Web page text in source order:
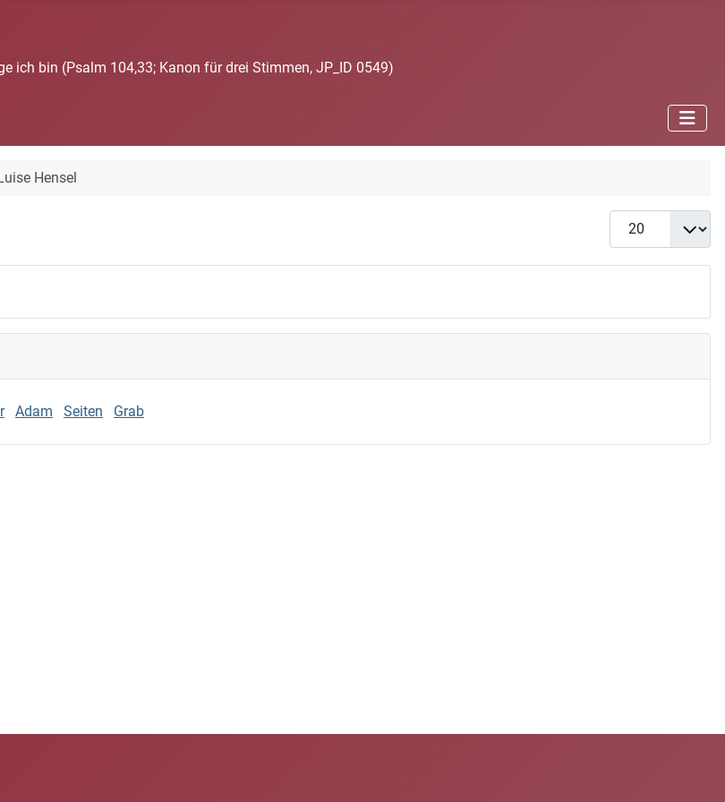
ich bin (Psalm 104,33; Kanon für drei Stimmen, JP_ID 0549)
Hensel
Anzeige #
Adam Seiten Grab